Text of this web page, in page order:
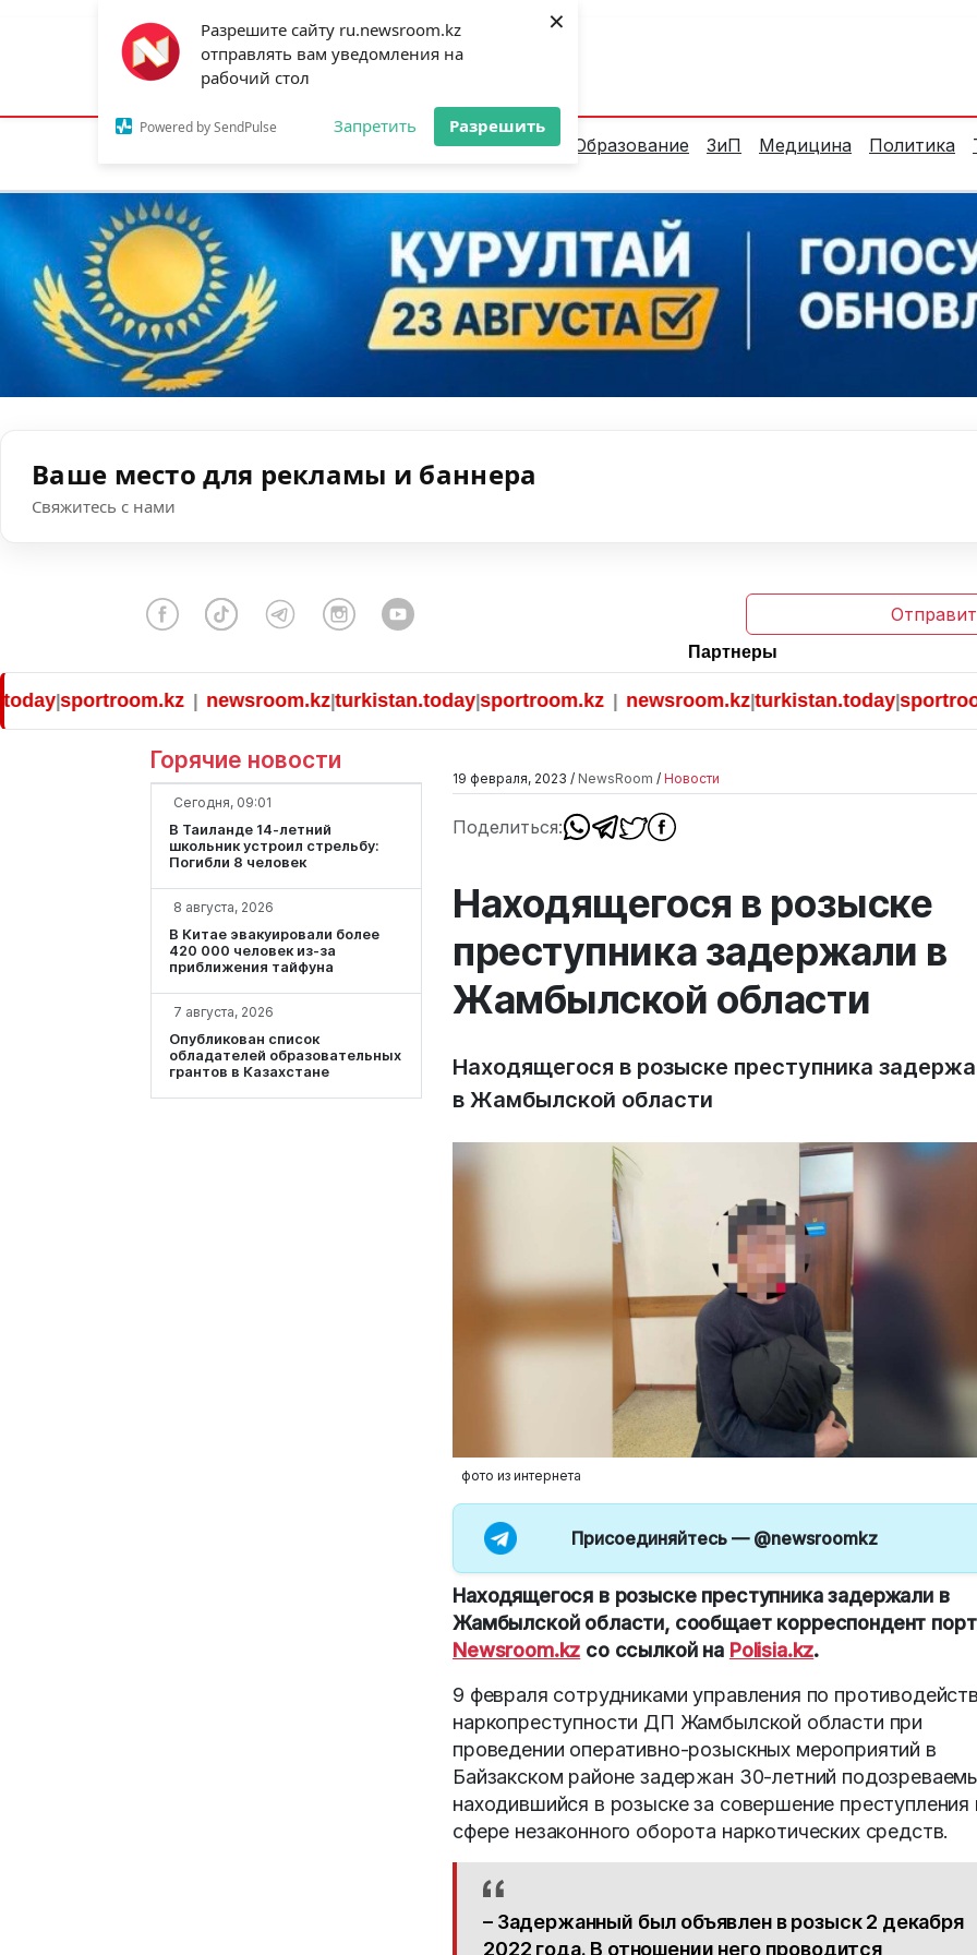
Разрешите сайту ru.newsroom.kz
отправлять вам уведомления на
рабочий стол
Powered by SendPulse Запретить Разрешить
×
Астана:27°C Алматы:30°C Шымкент:
Новости Аналитика Образование ЗиП Медицина Политика
Ваше место для рекламы и баннера
Свяжитесь с нами
Партнеры
|sportroom.kz|newsroom.kz|turkistan.today|sportroom.kz|newsroom.kz|turkistan.today|
Горячие новости
Сегодня, 09:01
В Таиланде 14-летний
школьник устроил стрельбу:
Погибли 8 человек
8 августа, 2026
В Китае эвакуировали более
420 000 человек из-за
приближения тайфуна
7 августа, 2026
Опубликован список
обладателей образовательных
грантов в Казахстане
19 февраля, 2023 / NewsRoom / Новости
Поделиться:
Находящегося в розыске
преступника задержали в
Жамбылской области
Находящегося в розыске преступника
в Жамбылской области
фото из интернета
Присоединяйтесь — @newsroomkz
Находящегося в розыске преступника задержали в
Жамбылской области, сообщает корреспондент
Newsroom.kz со ссылкой на Polisia.kz.
9 февраля сотрудниками управления по
наркопреступности ДП Жамбылской области при
проведении оперативно-розыскных мероприятий в
Байзакском районе задержан 30-летний
находившийся в розыске за совершение преступления
сфере незаконного оборота наркотических средств.
– Задержанный был объявлен в розыск 2 декабря
2022 года. В отношении него проводится